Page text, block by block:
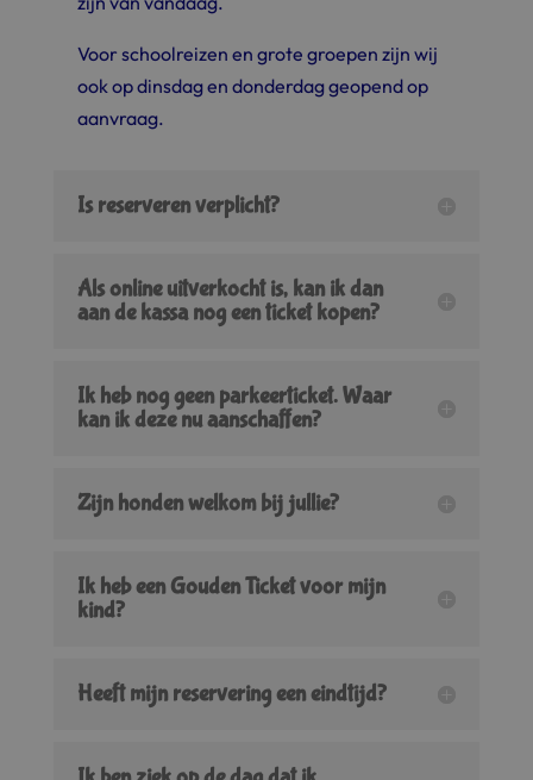
Voor schoolreizen en grote groepen zijn wij
ook op dinsdag en donderdag geopend op
aanvraag.
Is reserveren verplicht?
Als online uitverkocht is, kan ik dan
aan de kassa nog een ticket kopen?
Ik heb nog geen parkeerticket. Waar
kan ik deze nu aanschaffen?
Zijn honden welkom bij jullie?
Ik heb een Gouden Ticket voor mijn
kind?
Heeft mijn reservering een eindtijd?